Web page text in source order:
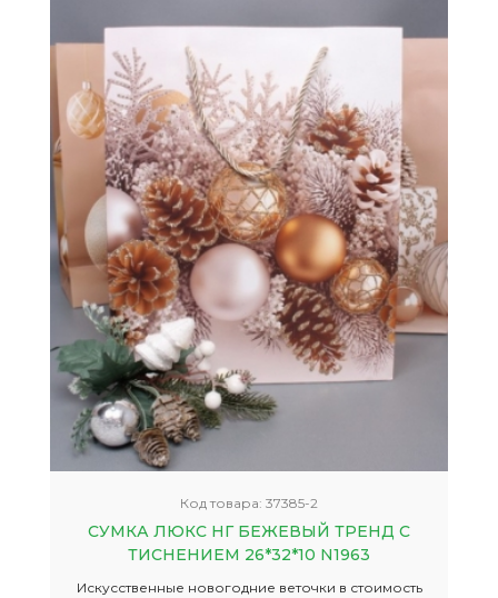
Код товара: 37385-2
СУМКА ЛЮКС НГ БЕЖЕВЫЙ ТРЕНД С
ТИСНЕНИЕМ 26*32*10 N1963
Искусственные новогодние веточки в стоимость